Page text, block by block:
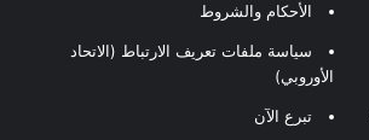
الأحكام والشروط
سياسة ملفات تعريف الارتباط (الاتحاد
الأوروبي)
تبرع الآن